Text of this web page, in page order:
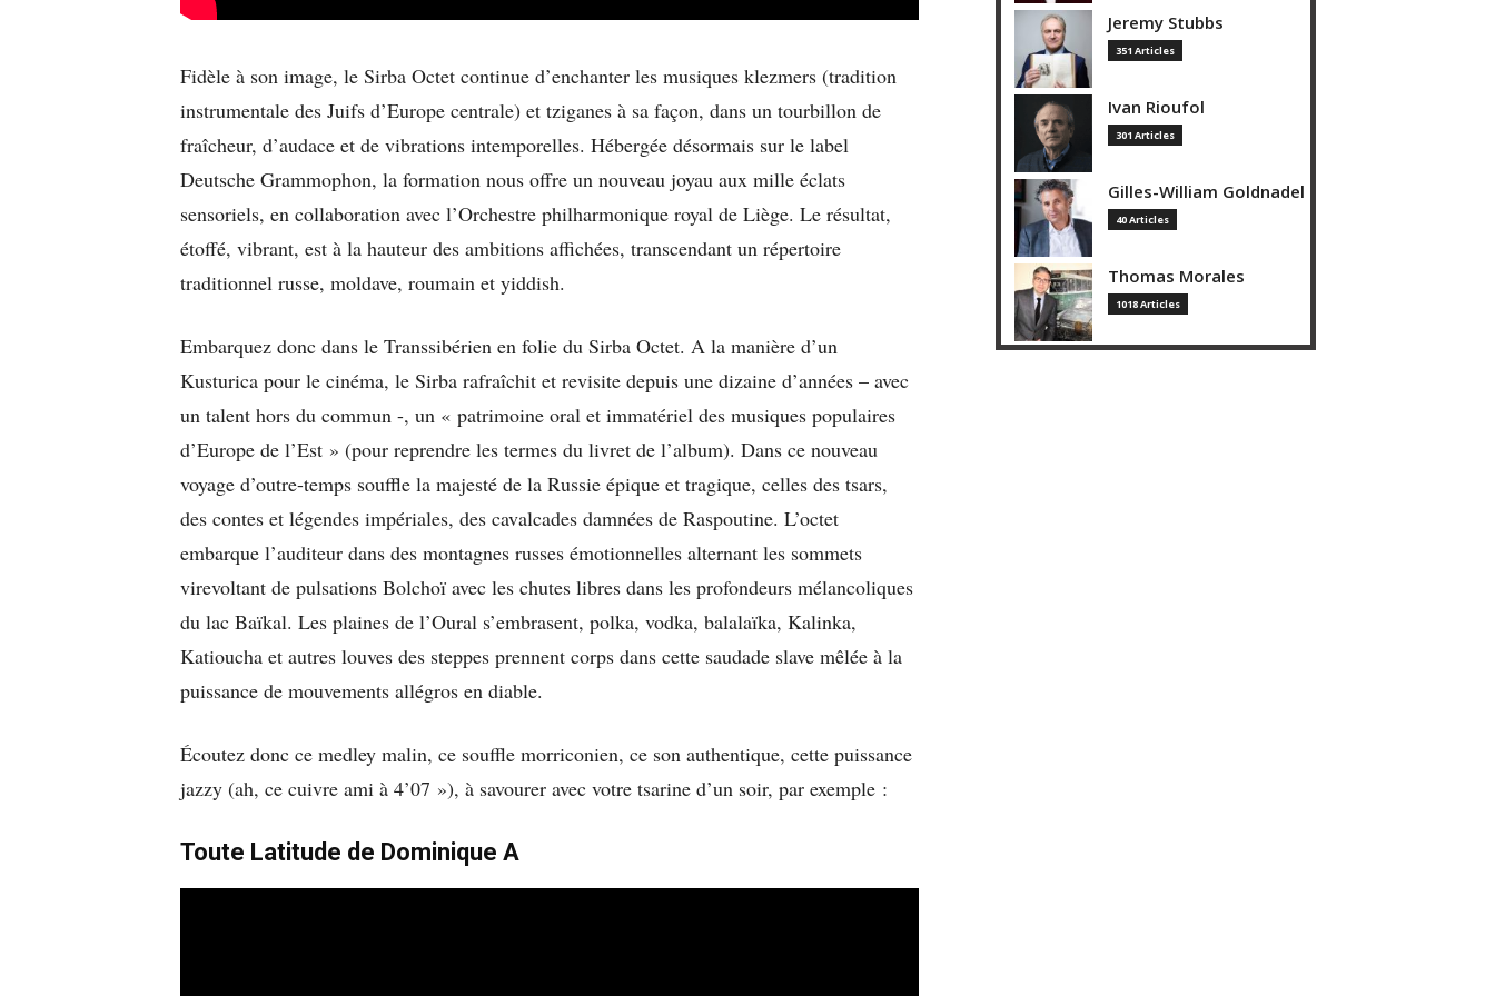
Fidèle à son image, le Sirba Octet continue d’enchanter les musiques klezmers (tradition
instrumentale des Juifs d’Europe centrale) et tziganes à sa façon, dans un tourbillon de
fraîcheur, d’audace et de vibrations intemporelles. Hébergée désormais sur le label
Deutsche Grammophon, la formation nous offre un nouveau joyau aux mille éclats
sensoriels, en collaboration avec l’Orchestre philharmonique royal de Liège. Le résultat,
étoffé, vibrant, est à la hauteur des ambitions affichées, transcendant un répertoire
traditionnel russe, moldave, roumain et yiddish.
Embarquez donc dans le Transsibérien en folie du Sirba Octet. A la manière d’un
Kusturica pour le cinéma, le Sirba rafraîchit et revisite depuis une dizaine d’années – avec
un talent hors du commun -, un « patrimoine oral et immatériel des musiques populaires
d’Europe de l’Est » (pour reprendre les termes du livret de l’album). Dans ce nouveau
voyage d’outre-temps souffle la majesté de la Russie épique et tragique, celles des tsars,
des contes et légendes impériales, des cavalcades damnées de Raspoutine. L’octet
embarque l’auditeur dans des montagnes russes émotionnelles alternant les sommets
virevoltant de pulsations Bolchoï avec les chutes libres dans les profondeurs mélancoliques
du lac Baïkal. Les plaines de l’Oural s’embrasent, polka, vodka, balalaïka, Kalinka,
Katioucha et autres louves des steppes prennent corps dans cette saudade slave mêlée à la
puissance de mouvements allégros en diable.
Écoutez donc ce medley malin, ce souffle morriconien, ce son authentique, cette puissance
jazzy (ah, ce cuivre ami à 4’07 »), à savourer avec votre tsarine d’un soir, par exemple :
Toute Latitude de Dominique A
Jeremy Stubbs
351 Articles
Ivan Rioufol
301 Articles
Gilles-William Goldnadel
40 Articles
Thomas Morales
1018 Articles